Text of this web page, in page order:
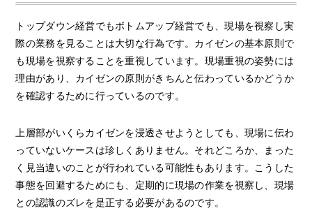
トップダウン経営でもボトムアップ経営でも、現場を視察し実
際の業務を見ることは大切な行為です。カイゼンの基本原則で
も現場を視察することを重視しています。現場重視の姿勢には
理由があり、カイゼンの原則がきちんと伝わっているかどうか
を確認するために行っているのです。
上層部がいくらカイゼンを浸透させようとしても、現場に伝わ
っていないケースは珍しくありません。それどころか、まった
く見当違いのことが行われている可能性もあります。こうした
事態を回避するためにも、定期的に現場の作業を視察し、現場
との認識のズレを是正する必要があるのです。